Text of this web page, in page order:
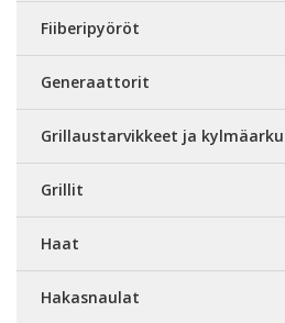
Fiiberipyöröt
Generaattorit
Grillaustarvikkeet ja
Grillit
Haat
Hakasnaulat